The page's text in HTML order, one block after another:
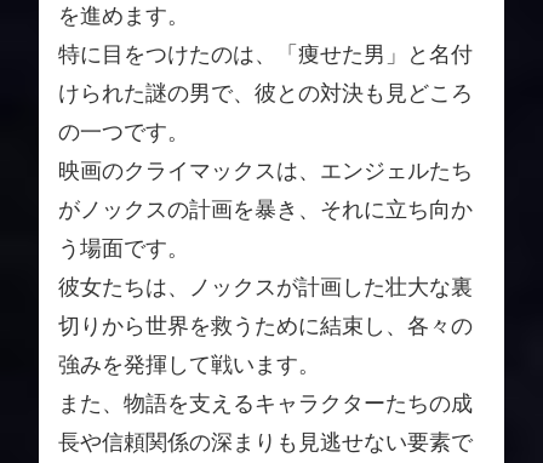
を進めます。
特に目をつけたのは、「痩せた男」と名付
けられた謎の男で、彼との対決も見どころ
の一つです。
映画のクライマックスは、エンジェルたち
がノックスの計画を暴き、それに立ち向か
う場面です。
彼女たちは、ノックスが計画した壮大な裏
切りから世界を救うために結束し、各々の
強みを発揮して戦います。
また、物語を支えるキャラクターたちの成
長や信頼関係の深まりも見逃せない要素で